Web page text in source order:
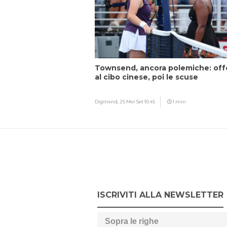
Townsend, ancora polemiche:
al cibo cinese, poi le scuse
Digitrend, 25 Mer Set 10:45 1 min
ISCRIVITI ALLA NEWSLETTER
Sopra le righe